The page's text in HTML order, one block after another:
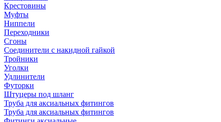
Крестовины
Муфты
Ниппели
Переходники
Сгоны
Соединители с накидной гайкой
Тройники
Уголки
Удлинители
Футорки
Штуцеры под шланг
Труба для аксиальных фитингов
Труба для аксиальных фитингов